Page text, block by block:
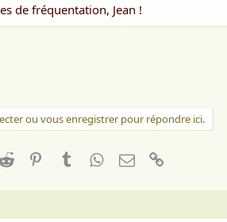
de fréquentation, Jean !
ou vous enregistrer pour répondre ici.
Reddit PinterestTumblrWhatsApp
Email